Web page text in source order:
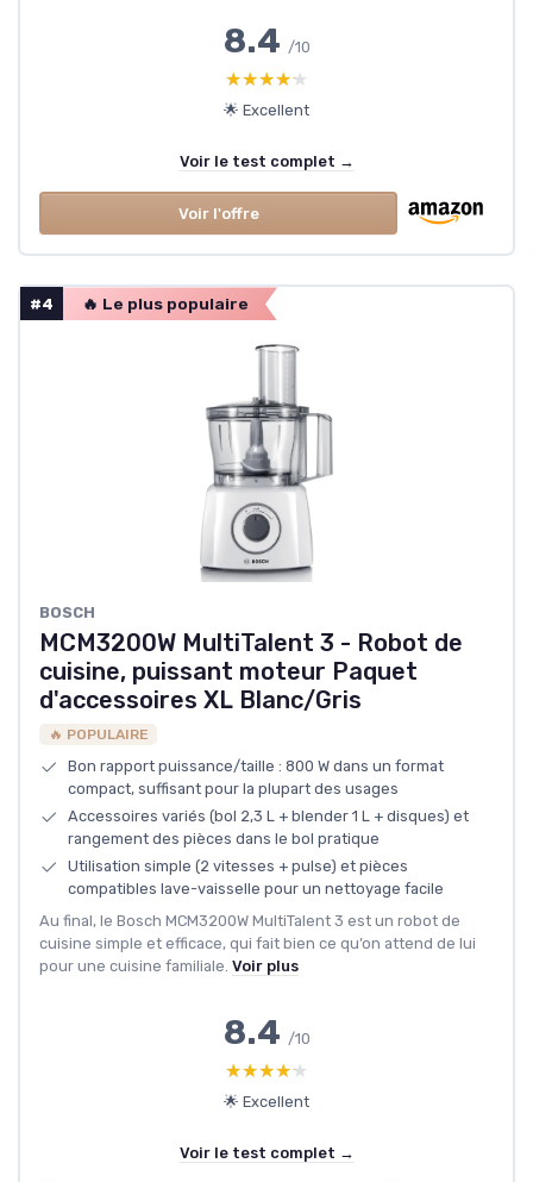
8.4 /10
★★★★★
★★★★★
🌟 Excellent
Voir le test complet →
Voir l'offre
#4 🔥 Le plus populaire
BOSCH
MCM3200W MultiTalent 3 - Robot de
cuisine, puissant moteur Paquet
d'accessoires XL Blanc/Gris
🔥 POPULAIRE
Bon rapport puissance/taille : 800 W dans un format
compact, suffisant pour la plupart des usages
Accessoires variés (bol 2,3 L + blender 1 L + disques) et
rangement des pièces dans le bol pratique
Utilisation simple (2 vitesses + pulse) et pièces
compatibles lave-vaisselle pour un nettoyage facile
Au final, le Bosch MCM3200W MultiTalent 3 est un robot de
cuisine simple et efficace, qui fait bien ce qu’on attend de lui
pour une cuisine familiale. Voir plus
8.4 /10
★★★★★
★★★★★
🌟 Excellent
Voir le test complet →